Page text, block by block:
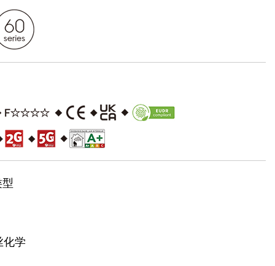
Black Forest(OA003-39)
学